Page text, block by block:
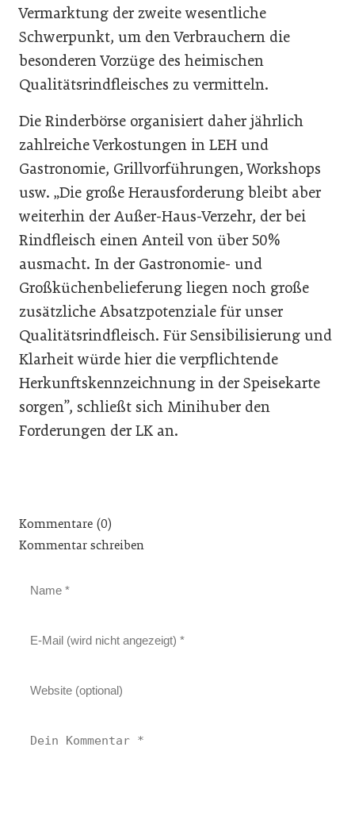
Vermarktung der zweite wesentliche
Schwerpunkt, um den Verbrauchern die
besonderen Vorzüge des heimischen
Qualitätsrindfleisches zu vermitteln.
Die Rinderbörse organisiert daher jährlich
zahlreiche Verkostungen in LEH und
Gastronomie, Grillvorführungen, Workshops
usw. „Die große Herausforderung bleibt aber
weiterhin der Außer-Haus-Verzehr, der bei
Rindfleisch einen Anteil von über 50%
ausmacht. In der Gastronomie- und
Großküchenbelieferung liegen noch große
zusätzliche Absatzpotenziale für unser
Qualitätsrindfleisch. Für Sensibilisierung und
Klarheit würde hier die verpflichtende
Herkunftskennzeichnung in der Speisekarte
sorgen”, schließt sich Minihuber den
Forderungen der LK an.
Kommentare (0)
Kommentar schreiben